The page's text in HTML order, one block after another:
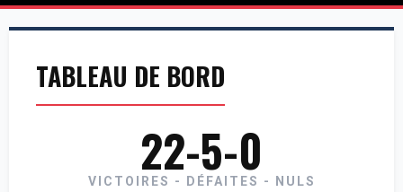
TABLEAU DE BORD
22-5-0
VICTOIRES - DÉFAITES - NULS